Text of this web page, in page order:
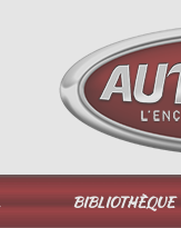
BIBLIOTHÈQUE